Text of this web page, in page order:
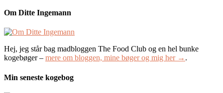
Om Ditte Ingemann
Hej, jeg står bag madbloggen The Food Club og en hel bunke
kogebøger – mere om bloggen, mine bøger og mig her → .
Min seneste kogebog